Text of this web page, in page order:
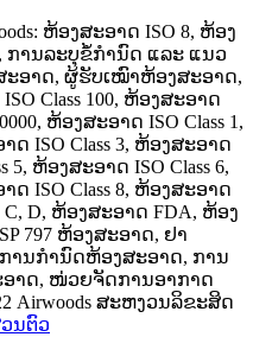
ຫ້ອງສະອາດ ISO 8, ຫ້ອງ
ການລະບຸຂໍ້ກຳນົດ ແລະ ແນວ
ອາດ, ຜູ້ຮັບເໝົາຫ້ອງສະອາດ,
Class 100, ຫ້ອງສະອາດ
ຫ້ອງສະອາດ ISO Class 1,
ດ ISO Class 3, ຫ້ອງສະອາດ
5, ຫ້ອງສະອາດ ISO Class 6,
ດ ISO Class 8, ຫ້ອງສະອາດ
C, D, ຫ້ອງສະອາດ FDA, ຫ້ອງ
797 ຫ້ອງສະອາດ, ຢາ
ການກຳນົດຫ້ອງສະອາດ, ການ
ອາດ, ໜ່ວຍຈັດການອາກາດ
Airwoods ສະຫງວນລິຂະສິດ
ນຕົວ